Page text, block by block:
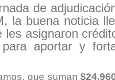
de
la buena noticia
asignaron
aportar y
que suman